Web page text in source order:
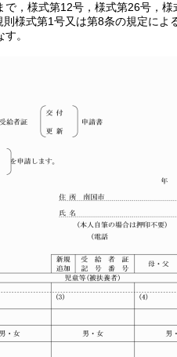
，様式第12号，様式第26号，
様式第1号又は第8条の規定に
。